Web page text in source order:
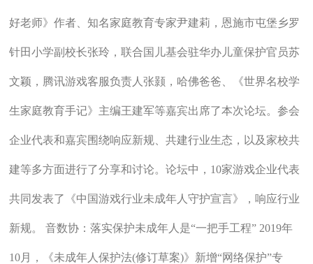
好老师》作者、知名家庭教育专家尹建莉，恩施市屯堡乡罗
针田小学副校长张玲，联合国儿基会驻华办儿童保护官员苏
文颖，腾讯游戏客服负责人张颢，哈佛爸爸、《世界名校学
生家庭教育手记》主编王建军等嘉宾出席了本次论坛。参会
企业代表和嘉宾围绕响应新规、共建行业生态，以及家校共
建等多方面进行了分享和讨论。论坛中，10家游戏企业代表
共同发表了《中国游戏行业未成年人守护宣言》，响应行业
新规。 音数协：落实保护未成年人是“一把手工程” 2019年
10月，《未成年人保护法(修订草案)》新增“网络保护”专